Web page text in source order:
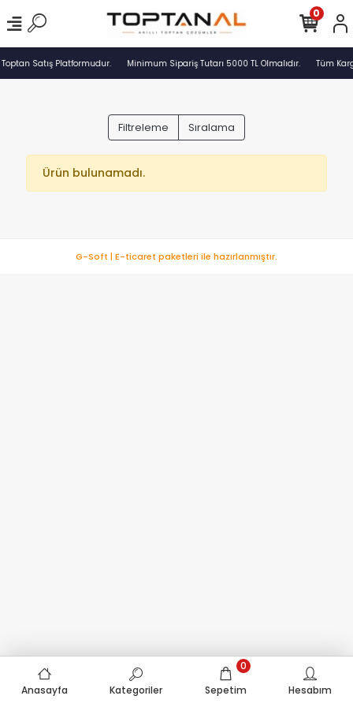
Satış Platformudur. Minimum Sipariş Tutarı 5000 TL Olmalıdır. Tüm
0
Filtreleme Sıralama
Ürün bulunamadı.
Anasayfa Kategoriler Sepetim
0
Hesabım
G-Soft | E-ticaret paketleri ile hazırlanmıştır.